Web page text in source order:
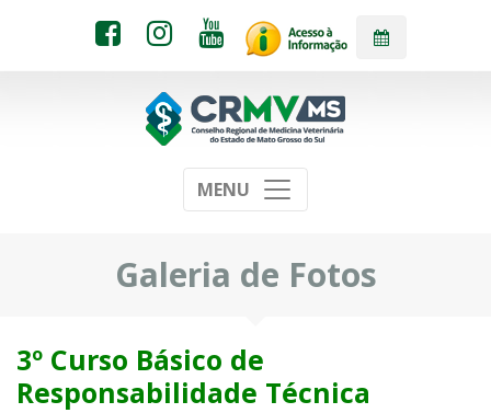
MENU
Galeria de Fotos
3º Curso Básico de
Responsabilidade Técnica